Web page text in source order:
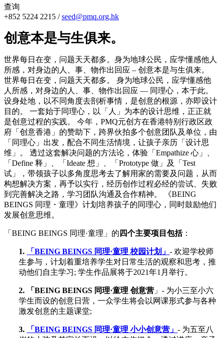
查询
+852 5224 2215 /seed@pmq.org.hk
创意本是与生俱来。
世界每日在变，问题天天都多。身为地球公民，应学懂感他人
所感，对身边的人、事、物作出回应 – 创意本是与生俱来。
世界每日在变，问题天天都多。 身为地球公民，应学懂感他
人所感，对身边的人、事、物作出回应 — 同理心，本于此。
设身处地，以不同角度去剖析事情，是创意的根源，亦即设计
目的。 一套始于同理心，以「人」为本的设计思维，正正就
是创意过程的实践。 今年，PMQ元创方在香港特别行政区政
府「创意香港」的赞助下，跨界伙拍多个创意团队及单位，由
「同理心」出发，配合不同生活情境，让孩子亲历「设计思
维」。 透过这套解决问题的方法论，体验「Empathize 心」、
「Define 释」、「Ideate 想」、「Prototype 做」及「Test
试」，带领孩子以多角度思考去了解用家的需要及问题，从而
构想解决方案，再予以实行，经历创作过程必经的尝试、失败
到完善解决之路，学习团队沟通及合作精神。 《BEING
BEINGS 同理・童理》计划培养孩子的同理心，同时鼓励他们
发展创意思维。
「BEING BEINGS 同理·童理」的 四个主要项目包括：
1. 「BEING BEINGS 同理·童理 校园计划」 - 欢迎学校师
生参与，计划着重培养学生对日常生活的观察和思考，推
动他们自主学习; 学生作品展将于2021年1月举行。
2. 「BEING BEINGS 同理·童理 创意营 」- 为小三至小六
学生而设的创意日营，一众学生将会以网课形式参与各种
激发创意的主题课堂;
3. 「BEING BEINGS 同理·童理 小小创意营」 - 为五至八